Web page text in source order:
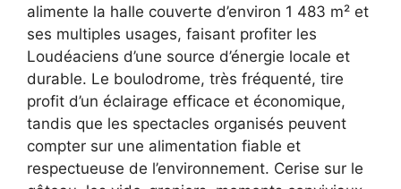
alimente la halle couverte d’environ 1 483 m² et
ses multiples usages, faisant profiter les
Loudéaciens d’une source d’énergie locale et
durable. Le boulodrome, très fréquenté, tire
profit d’un éclairage efficace et économique,
tandis que les spectacles organisés peuvent
compter sur une alimentation fiable et
respectueuse de l’environnement. Cerise sur le